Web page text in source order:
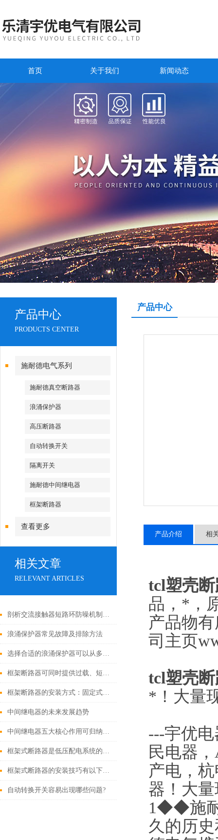
首页 关于我们 新闻动态
产品中心
PRODUCTS CENTER
施耐德电气系列
施耐德真空断路器
浪涌保护器
高压断路器
自动转换开关
隔离开关
施耐德中间继电器
框架断路器
查看更多
相关文章
RELEVANT ARTICLES
剖析交流接触器短路环防噪机制与电气安全操作红线
浪涌保护器常见故障及排除方法
选择合适的浪涌保护器可以从多个角度探讨
框架断路器可同时提供过载、短路、漏电保护功能
框架断路器的安装方式：固定式，插入式，抽出式
中间继电器的未来发展趋势
中间继电器五大核心作用可归纳如下
框架式断路器是低压配电系统的核心保护设备
框架式断路器的安装技巧有以下这些
自动转换开关容易出现哪些问题?
产品中心
产品介绍 相
tcl塑壳
品，*，
产品物
司主页
tcl塑壳
*！大量
---宇优
民电器
产电，
器！大
1◆◆施耐
久的历